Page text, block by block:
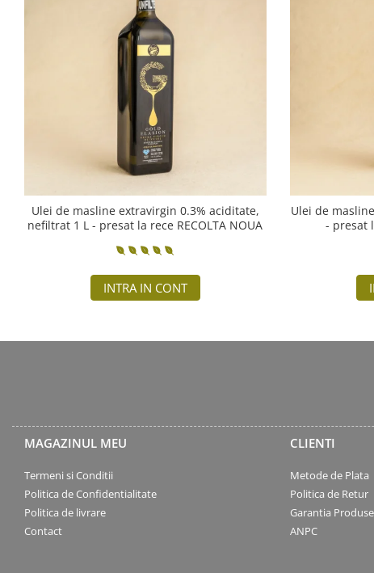
Ulei de masline extravirgin 0.3% aciditate,
nefiltrat 1 L - presat la rece RECOLTA NOUA
INTRA IN CONT
Ulei de
- presat
MAGAZINUL MEU
Termeni si Conditii
Politica de Confidentialitate
Politica de livrare
Contact
CLIENTI
Metode de Plata
Politica de Retur
Garantia
ANPC